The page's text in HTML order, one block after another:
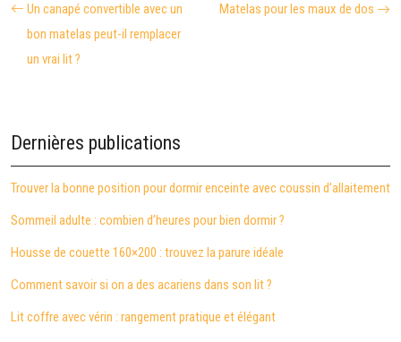
Un canapé convertible avec un
bon matelas peut-il remplacer
un vrai lit ?
Matelas pour les maux de dos
Dernières publications
Trouver la bonne position pour dormir enceinte avec coussin d’allaitement
Sommeil adulte : combien d’heures pour bien dormir ?
Housse de couette 160×200 : trouvez la parure idéale
Comment savoir si on a des acariens dans son lit ?
Lit coffre avec vérin : rangement pratique et élégant